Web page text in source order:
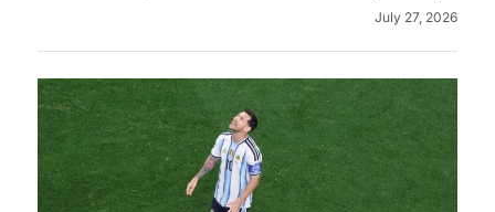
July 27, 2026